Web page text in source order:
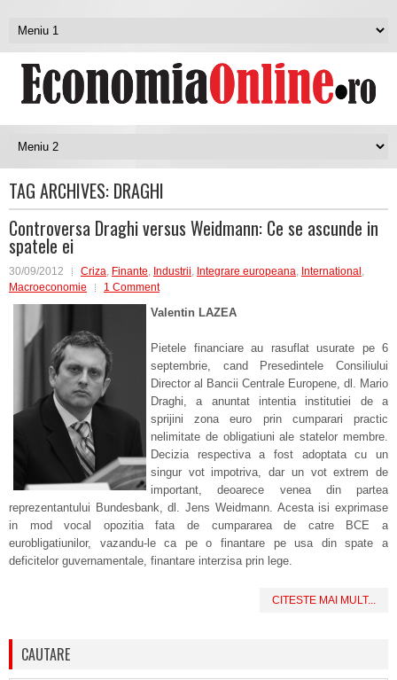
TAG ARCHIVES: DRAGHI
Controversa Draghi versus Weidmann: Ce se ascunde in
spatele ei
30/09/2012 Criza, Finante, Industrii, Integrare europeana, International ,
Macroeconomie
1 Comment
Valentin LAZEA
Pietele financiare au rasuflat usurate pe 6
septembrie, cand Presedintele Consiliului
Director al Bancii Centrale Europene, dl. Mario
Draghi, a anuntat intentia institutiei de a
sprijini zona euro prin cumparari practic
nelimitate de obligatiuni ale statelor membre.
Decizia respectiva a fost adoptata cu un
singur vot impotriva, dar un vot extrem de
important, deoarece venea din partea
reprezentantului Bundesbank, dl. Jens Weidmann. Acesta isi exprimase
in mod vocal opozitia fata de cumpararea de catre BCE a
eurobligatiunilor, vazandu-le ca pe o finantare pe usa din spate a
deficitelor guvernamentale, finantare interzisa prin lege.
CITESTE MAI MULT...
CAUTARE